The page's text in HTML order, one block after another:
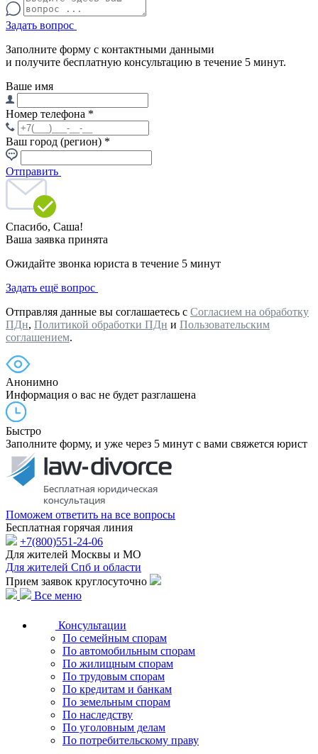
Задать вопрос
Заполните форму с контактными данными
и получите бесплатную консультацию в течение 5 минут.
Ваше имя
Номер телефона *
Ваш город (регион) *
Отправить
Спасибо, Саша!
Ваша заявка принята
Ожидайте звонка юриста в течение 5 минут
Задать ещё вопрос
Отправляя данные вы соглашаетесь с Согласием на обработку
ПДн, Политикой обработки ПДн и Пользовательским
соглашением.
Анонимно
Информация о вас не будет разглашена
Быстро
Заполните форму, и уже через 5 минут с вами свяжется юрист
Поможем ответить на все вопросы
Бесплатная горячая линия
+7(800)551-24-06
Для жителей Москвы и МО
Для жителей Спб и области
Прием заявок круглосуточно
Все меню
Консультации
По семейным спорам
По автомобильным спорам
По жилищным спорам
По трудовым спорам
По кредитам и банкам
По земельным спорам
По наследству
По уголовным делам
По потребительскому праву